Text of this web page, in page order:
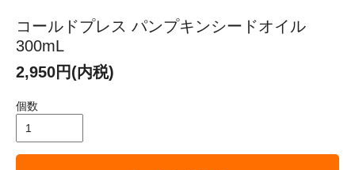
コールドプレス パンプキンシードオイル
300mL
2,950円(内税)
個数